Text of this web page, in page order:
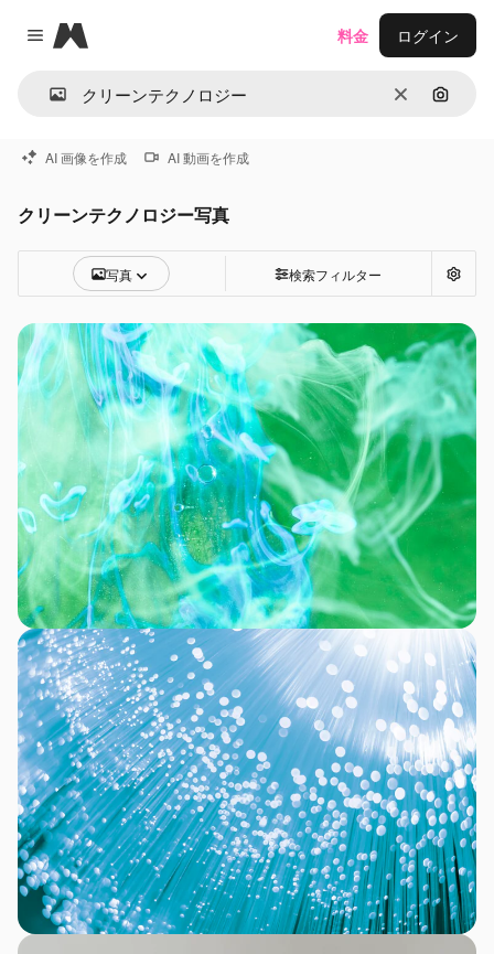
Close menu
Magnific
消去 画像で
料金 ログイン
AI 画像を作成 AI 動画を作成
クリーンテクノロジー写真
写真 検索フィルター